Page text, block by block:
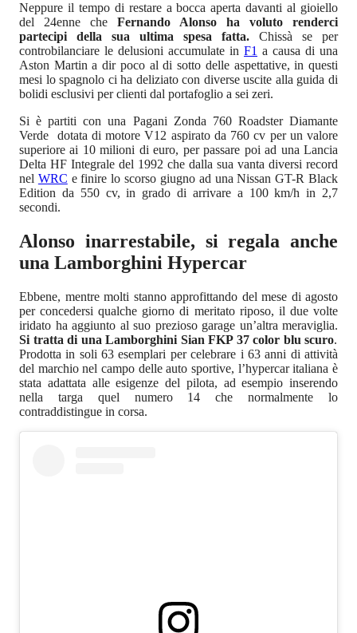
Neppure il tempo di restare a bocca aperta davanti al gioiello
del 24enne che Fernando Alonso ha voluto renderci
partecipi della sua ultima spesa fatta. Chissà se per
controbilanciare le delusioni accumulate in F1 a causa di una
Aston Martin a dir poco al di sotto delle aspettative, in questi
mesi lo spagnolo ci ha deliziato con diverse uscite alla guida di
bolidi esclusivi per clienti dal portafoglio a sei zeri.
Si è partiti con una Pagani Zonda 760 Roadster Diamante
Verde dotata di motore V12 aspirato da 760 cv per un valore
superiore ai 10 milioni di euro, per passare poi ad una Lancia
Delta HF Integrale del 1992 che dalla sua vanta diversi record
nel WRC e finire lo scorso giugno ad una Nissan GT-R Black
Edition da 550 cv, in grado di arrivare a 100 km/h in 2,7
secondi.
Alonso inarrestabile, si regala anche
una Lamborghini Hypercar
Ebbene, mentre molti stanno approfittando del mese di agosto
per concedersi qualche giorno di meritato riposo, il due volte
iridato ha aggiunto al suo prezioso garage un’altra meraviglia.
Si tratta di una Lamborghini Sian FKP 37 color blu scuro.
Prodotta in soli 63 esemplari per celebrare i 63 anni di attività
del marchio nel campo delle auto sportive, l’hypercar italiana è
stata adattata alle esigenze del pilota, ad esempio inserendo
nella targa quel numero 14 che normalmente lo
contraddistingue in corsa.